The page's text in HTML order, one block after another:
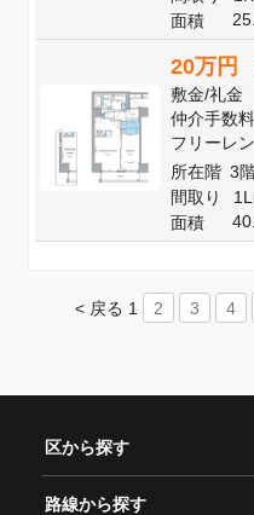
面積
20万円
敷金/礼金
仲介手数料
フリーレ
所在階 3
間取り
面積
< 戻る 1 2 3 4
区から探す
路線から探す